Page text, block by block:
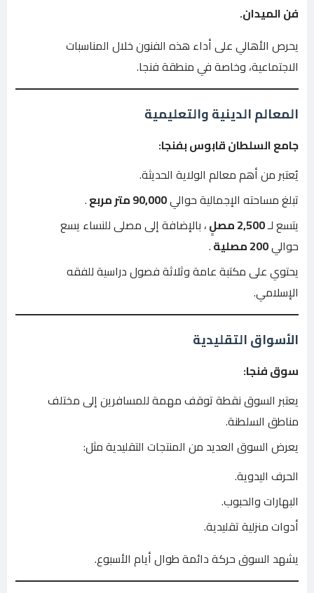
فن الميدان.
يحرص الأهالي على أداء هذه الفنون خلال المناسبات
الاجتماعية، وخاصة في منطقة فنجا.
المعالم الدينية والتعليمية
جامع السلطان قابوس بفنجا:
يُعتبر من أهم معالم الولاية الحديثة.
تبلغ مساحته الإجمالية حوالي90,000 متر مربع
.
يتسع لـ2,500 مصلٍ
، بالإضافة إلى مصلى للنساء يسع
حوالي200 مصلية
.
يحتوي على مكتبة عامة وثلاثة فصول دراسية للفقه
الإسلامي.
الأسواق التقليدية
سوق فنجا:
يعتبر السوق نقطة توقف مهمة للمسافرين إلى مختلف
مناطق السلطنة.
يعرض السوق العديد من المنتجات التقليدية مثل:
الحرف اليدوية.
البهارات والحبوب.
أدوات منزلية تقليدية.
يشهد السوق حركة دائمة طوال أيام الأسبوع.